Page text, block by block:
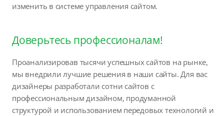
изменить в системе управления сайтом.
Доверьтесь профессионалам!
Проанализировав тысячи успешных сайтов на рынке,
мы внедрили лучшие решения в наши сайты. Для вас
дизайнеры разработали сотни сайтов с
профессиональным дизайном, продуманной
структурой и использованием передовых технологий и